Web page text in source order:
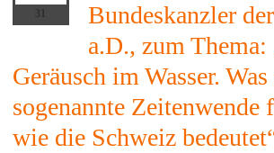
Bundeskanzler
a.D., zum Thema:
Geräusch im Wasser.
sogenannte Zeitenwende
wie die Schweiz